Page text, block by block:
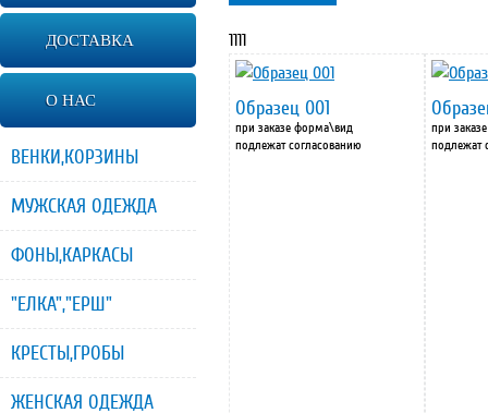
ДОСТАВКА
О НАС
ВЕНКИ,КОРЗИНЫ
МУЖСКАЯ ОДЕЖДА
ФОНЫ,КАРКАСЫ
"ЕЛКА","ЕРШ"
КРЕСТЫ,ГРОБЫ
ЖЕНСКАЯ ОДЕЖДА
1111
Образец 001
при заказе форма\вид
подлежат согласованию
при
подлежат